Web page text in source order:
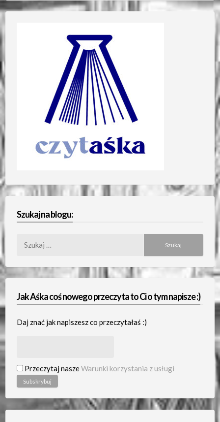
Szukaj na blogu:
Jak Aśka coś nowego przeczyta to Ci o tym napisze :)
Daj znać jak napiszesz co przeczytałaś :)
Przeczytaj naszeWarunki korzystania z usługi